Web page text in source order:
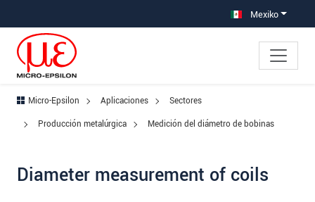
Saltar directamente a la navegación principal Mexiko
Micro-Epsilon Aplicaciones
Sectores
Producción metalúrgica
Medición del diámetro de bobinas
Diameter measurement of coils